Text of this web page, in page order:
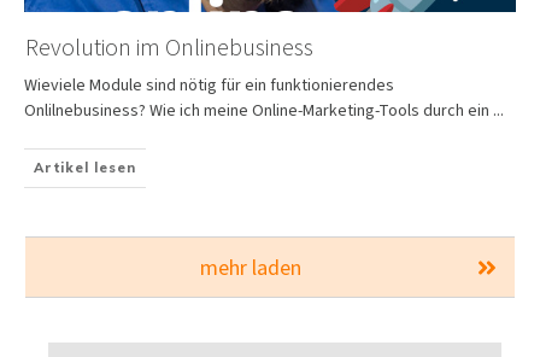
Revolution im Onlinebusiness
Wieviele Module sind nötig für ein funktionierendes
Onlilnebusiness? Wie ich meine Online-Marketing-Tools durch ein ...
Artikel lesen
mehr laden